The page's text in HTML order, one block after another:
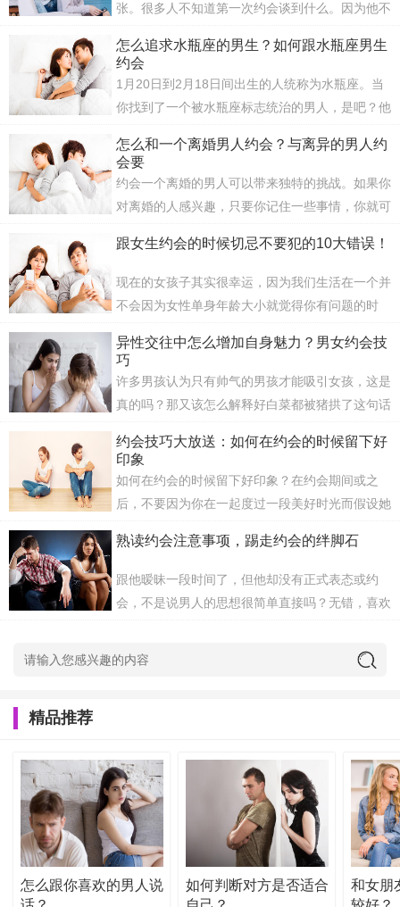
张。很多人不知道第一次约会谈到什么。因为他不
此第...
(44)人喜欢 发布时间：2020-03-31
怎么追求水瓶座的男生？如何跟水瓶座男生
约会
1月20日到2月18日间出生的人统称为水瓶座。当
你找到了一个被水瓶座标志统治的男人，是吧？他
做事的人...
(91)人喜欢 发布时间：2020-03-24
怎么和一个离婚男人约会？与离异的男人约
会要
约会一个离婚的男人可以带来独特的挑战。如果你
对离婚的人感兴趣，只要你记住一些事情，你就可
一个...
(352)人喜欢 发布时间：2020-03-23
跟女生约会的时候切忌不要犯的10大错误！
现在的女孩子其实很幸运，因为我们生活在一个并
不会因为女性单身年龄大小就觉得你有问题的时
人。但是...
(45)人喜欢 发布时间：2020-03-23
异性交往中怎么增加自身魅力？男女约会技
巧
许多男孩认为只有帅气的男孩才能吸引女孩，这是
真的吗？那又该怎么解释好白菜都被猪拱了这句话
分都...
(43)人喜欢 发布时间：2020-03-19
约会技巧大放送：如何在约会的时候留下好
印象
如何在约会的时候留下好印象？在约会期间或之
后，不要因为你在一起度过一段美好时光而假设她
你仍然...
(59)人喜欢 发布时间：2020-03-12
熟读约会注意事项，踢走约会的绊脚石
跟他暧昧一段时间了，但他却没有正式表态或约
会，不是说男人的思想很简单直接吗？无错，喜欢
(50)人喜欢 发布时间：2020-03-12
精品推荐
怎么跟你喜欢的男人说
如何判断对方是否适合
和女朋